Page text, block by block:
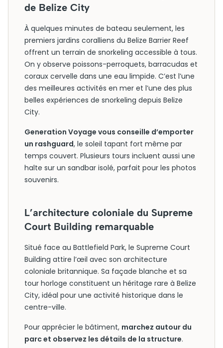
de Belize City
À quelques minutes de bateau seulement, les
premiers jardins coralliens du Belize Barrier Reef
offrent un terrain de snorkeling accessible à tous.
On y observe poissons-perroquets, barracudas et
coraux cervelle dans une eau limpide. C’est l’une
des meilleures activités en mer et l’une des plus
belles expériences de snorkeling depuis Belize
City.
Generation Voyage vous conseille d’emporter
un rashguard, le soleil tapant fort même par
temps couvert. Plusieurs tours incluent aussi une
halte sur un sandbar isolé, parfait pour les photos
souvenirs.
L’architecture coloniale du Supreme
Court Building remarquable
Situé face au Battlefield Park, le Supreme Court
Building attire l’œil avec son architecture
coloniale britannique. Sa façade blanche et sa
tour horloge constituent un héritage rare à Belize
City, idéal pour une activité historique dans le
centre-ville.
Pour apprécier le bâtiment, marchez autour du
parc et observez les détails de la structure.